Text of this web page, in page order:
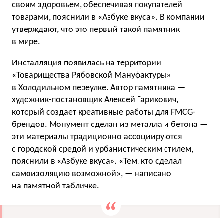
своим здоровьем, обеспечивая покупателей
товарами, пояснили в «Азбуке вкуса». В компании
утверждают, что это первый такой памятник
в мире.
Инсталляция появилась на территории
«Товарищества Рябовской Мануфактуры»
в Холодильном переулке. Автор памятника —
художник-постановщик Алексей Гарикович,
который создает креативные работы для FMCG-
брендов. Монумент сделан из металла и бетона —
эти материалы традиционно ассоциируются
с городской средой и урбанистическим стилем,
пояснили в «Азбуке вкуса». «Тем, кто сделал
самоизоляцию возможной», — написано
на памятной табличке.